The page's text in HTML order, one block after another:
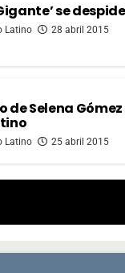
se
Latino 28 abril 2015
de Selena
Latino 25 abril 2015